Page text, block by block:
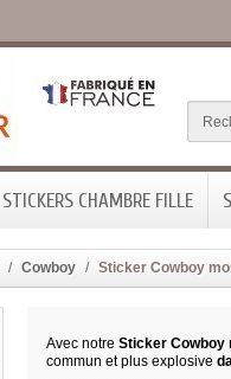
STICKERS CHAMBRE FILLE
Cowboy Sticker Cowboy
Avec notre Sticker Cowboy
commun et plus explosive